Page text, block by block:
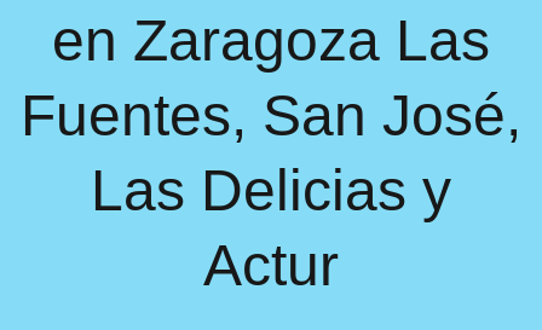
en Zaragoza Las
Fuentes, San José,
Las Delicias y
Actur